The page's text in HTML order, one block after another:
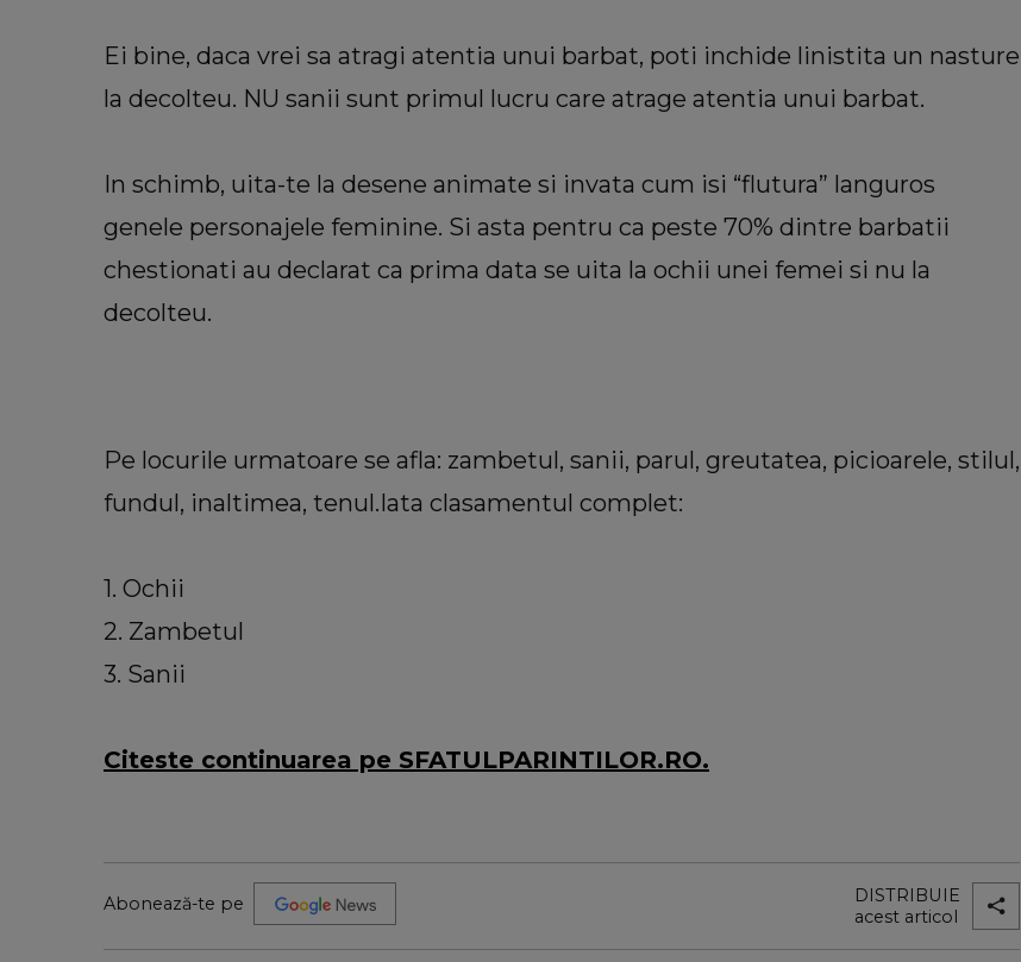
Ei bine, daca vrei sa atragi atentia unui barbat, poti inchide linistita un nasture
la decolteu. NU sanii sunt primul lucru care atrage atentia unui barbat.
In schimb, uita-te la desene animate si invata cum isi “flutura” languros
genele personajele feminine. Si asta pentru ca peste 70% dintre barbatii
chestionati au declarat ca prima data se uita la ochii unei femei si nu la
decolteu.
Pe locurile urmatoare se afla: zambetul, sanii, parul, greutatea, picioarele, stilul,
fundul, inaltimea, tenul.Iata clasamentul complet:
1. Ochii
2. Zambetul
3. Sanii
Citeste continuarea pe SFATULPARINTILOR.RO.
Abonează-te pe
DISTRIBUIE
acest articol
VIDEO Cu ce se ocupă George Restivan
în America. Soțul Adrianei
Bahmuțeanu a dezvăluit de ce petrece
„Trebuie să ne împărțim pe două
continente.”
Anamaria Prodan, totul despre socrul
ei. Ce spune impresara despre familia
iubitului: “Nu sunt impresionat când